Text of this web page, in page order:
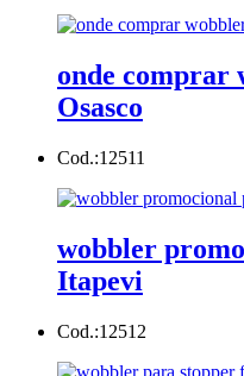
onde comprar
Osasco
Cod.:12511
wobbler
Itapevi
Cod.:12512